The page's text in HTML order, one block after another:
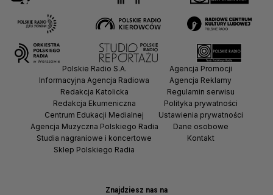
Znajdziesz nas na
Polskie Radio S.A.
Informacyjna Agencja Radiowa
Redakcja Katolicka
Redakcja Ekumeniczna
Centrum Edukacji Medialnej
Agencja Muzyczna Polskiego Radia
Studia nagraniowe i koncertowe
Sklep Polskiego Radia
Agencja Promocji
Agencja Reklamy
Regulamin serwisu
Polityka prywatności
Ustawienia prywatności
Dane osobowe
Kontakt